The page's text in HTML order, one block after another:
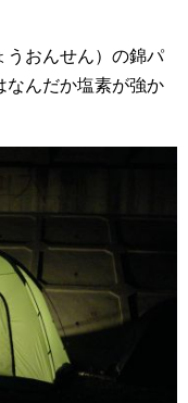
おんせん）の錦パ
なんだか塩素が強か